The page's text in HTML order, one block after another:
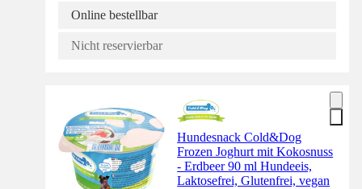
Online bestellbar
Nicht reservierbar
Hundesnack Cold&Dog
Frozen Joghurt mit Kokosnuss
- Erdbeer 90 ml Hundeeis,
Laktosefrei, Glutenfrei, vegan